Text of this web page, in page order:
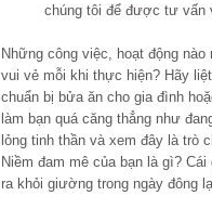
chúng tôi để được tư vấn
Những công việc, hoạt động
vui vẻ mỗi khi thực hiện? Hãy
chuẩn bị bửa ăn cho gia đình
làm bạn quá căng thẳng như
lỏng tinh thần và xem đây là trò
Niềm đam mê của bạn là gì?
ra khỏi giường trong ngày đông